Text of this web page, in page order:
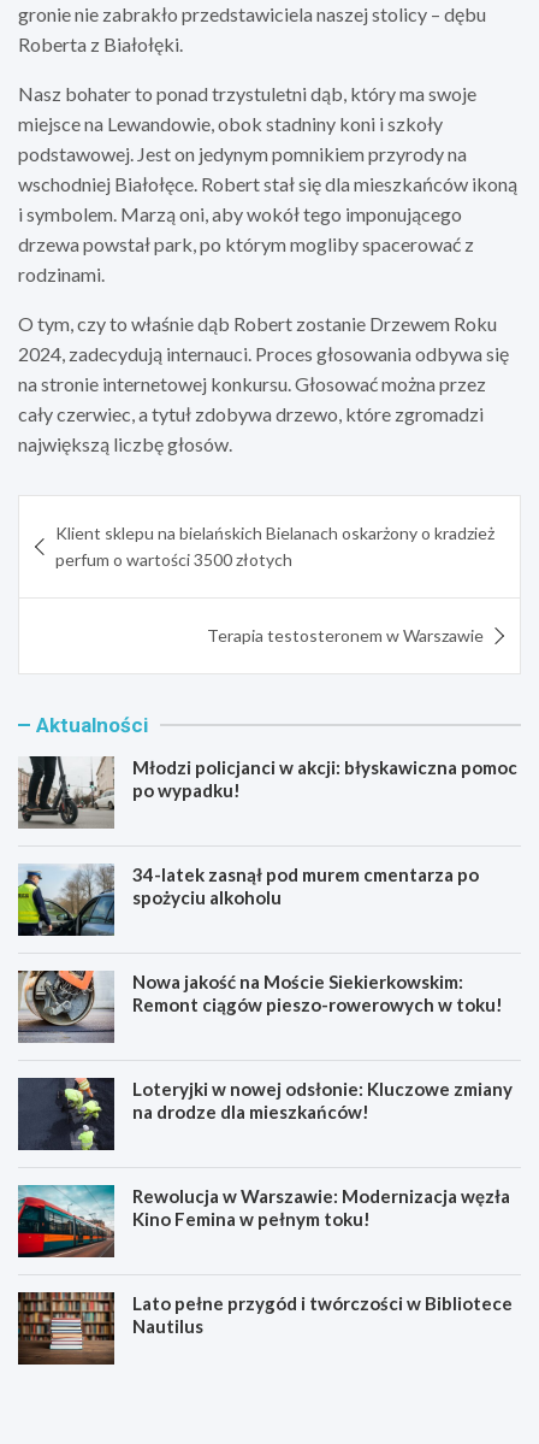
gronie nie zabrakło przedstawiciela naszej stolicy – dębu
Roberta z Białołęki.
Nasz bohater to ponad trzystuletni dąb, który ma swoje
miejsce na Lewandowie, obok stadniny koni i szkoły
podstawowej. Jest on jedynym pomnikiem przyrody na
wschodniej Białołęce. Robert stał się dla mieszkańców ikoną
i symbolem. Marzą oni, aby wokół tego imponującego
drzewa powstał park, po którym mogliby spacerować z
rodzinami.
O tym, czy to właśnie dąb Robert zostanie Drzewem Roku
2024, zadecydują internauci. Proces głosowania odbywa się
na stronie internetowej konkursu. Głosować można przez
cały czerwiec, a tytuł zdobywa drzewo, które zgromadzi
największą liczbę głosów.
wpisu
Klient sklepu na bielańskich Bielanach oskarżony o kradzież
perfum o wartości 3500 złotych
Terapia testosteronem w Warszawie
Aktualności
Młodzi policjanci w akcji: błyskawiczna pomoc
po wypadku!
34-latek zasnął pod murem cmentarza po
spożyciu alkoholu
Nowa jakość na Moście Siekierkowskim:
Remont ciągów pieszo-rowerowych w toku!
Loteryjki w nowej odsłonie: Kluczowe zmiany
na drodze dla mieszkańców!
Rewolucja w Warszawie: Modernizacja węzła
Kino Femina w pełnym toku!
Lato pełne przygód i twórczości w Bibliotece
Nautilus
M
3